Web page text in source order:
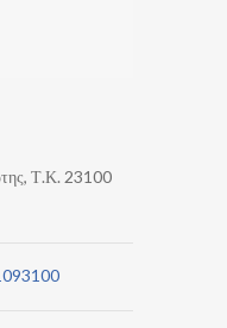
Τ.Κ. 23100